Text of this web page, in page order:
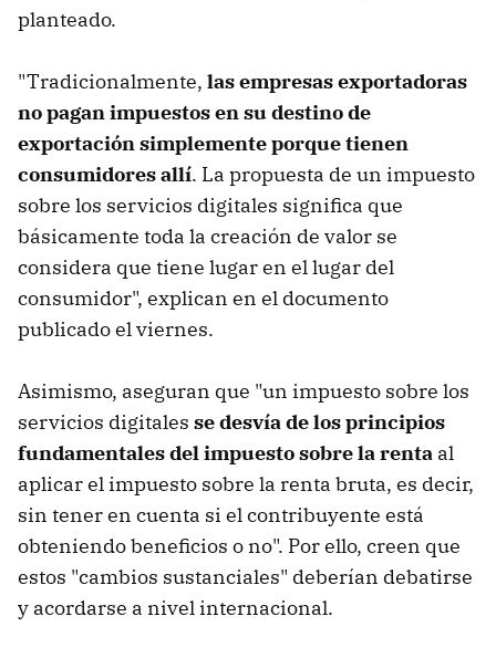
planteado.
"Tradicionalmente, las empresas exportadoras
no pagan impuestos en su destino de
exportación simplemente porque tienen
consumidores allí. La propuesta de un impuesto
sobre los servicios digitales significa que
básicamente toda la creación de valor se
considera que tiene lugar en el lugar del
consumidor", explican en el documento
publicado el viernes.
Asimismo, aseguran que "un impuesto sobre los
servicios digitales se desvía de los principios
fundamentales del impuesto sobre la renta al
aplicar el impuesto sobre la renta bruta, es decir,
sin tener en cuenta si el contribuyente está
obteniendo beneficios o no". Por ello, creen que
estos "cambios sustanciales" deberían debatirse
y acordarse a nivel internacional.